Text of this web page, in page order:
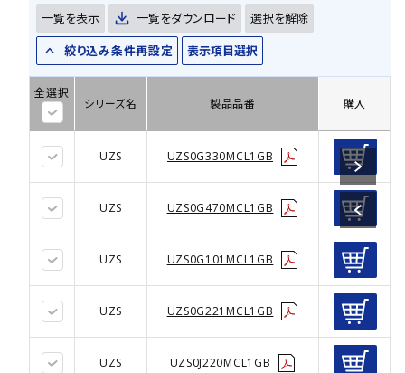
一覧を表示 一覧をダウンロード
選択を解除
絞り込み条件再設定
表示項目選択
全選択
シリーズ名 製品品番 購入
UZS UZS0G330MCL1GB
UZS UZS0G470MCL1GB
UZS UZS0G101MCL1GB
UZS UZS0G221MCL1GB
UZS UZS0J220MCL1GB